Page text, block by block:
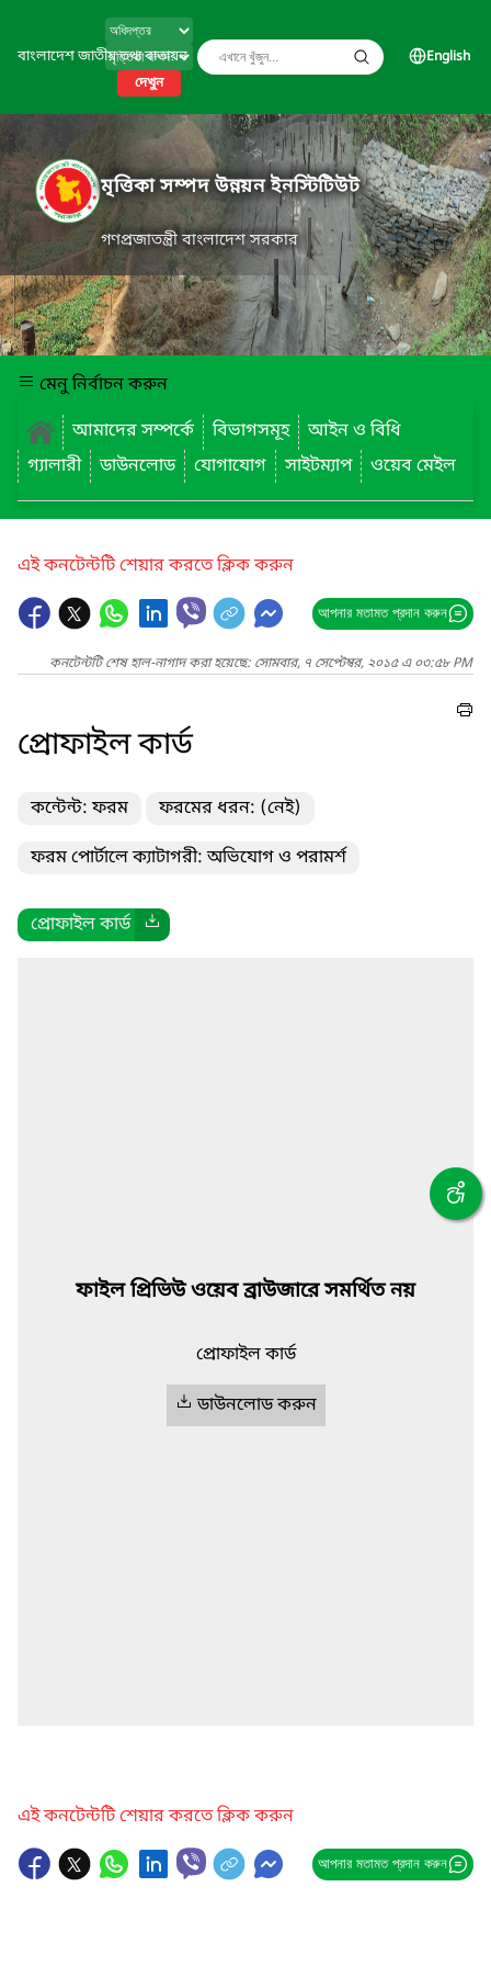
বাংলাদেশ জাতীয় তথ্য বাতায়ন
দেখুন
English
মৃত্তিকা সম্পদ উন্নয়ন ইনস্টিটিউট
গণপ্রজাতন্ত্রী বাংলাদেশ সরকার
মেনু নির্বাচন করুন
আমাদের সম্পর্কে
বিভাগসমূহ
আইন ও বিধি
গ্যালারী
ডাউনলোড যোগাযোগ সাইটম্যাপ ওয়েব মেইল
এই কনটেন্টটি শেয়ার করতে ক্লিক করুন
আপনার মতামত প্রদান করুন
কনটেন্টটি শেষ হাল-নাগাদ করা হয়েছে: সোমবার, ৭ সেপ্টেম্বর, ২০১৫ এ ০৩:৫৮ PM
প্রোফাইল কার্ড
কন্টেন্ট: ফরম ফরমের ধরন: (নেই)
ফরম পোর্টালে ক্যাটাগরী: অভিযোগ ও পরামর্শ
প্রোফাইল কার্ড
ফাইল প্রিভিউ ওয়েব ব্রাউজারে সমর্থিত নয়
প্রোফাইল কার্ড
ডাউনলোড করুন
এই কনটেন্টটি শেয়ার করতে ক্লিক করুন
আপনার মতামত প্রদান করুন